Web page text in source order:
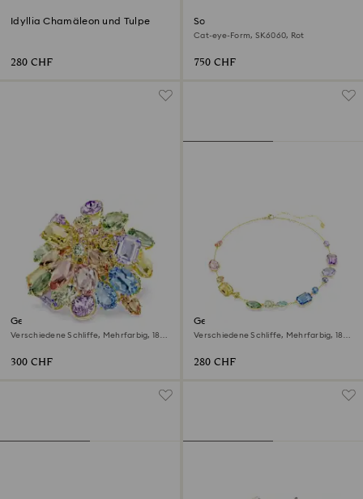
Idyllia Chamäleon und Tulpe
280 CHF
Sonnenbrille
Cat-eye-Form, SK6060, Rot
750 CHF
Gema Cocktailring
Verschiedene Schliffe, Mehrfarbig, 18K
300 CHF
Gema Halskette
Verschiedene Schliffe, Mehrfarbig, 18K
280 CHF